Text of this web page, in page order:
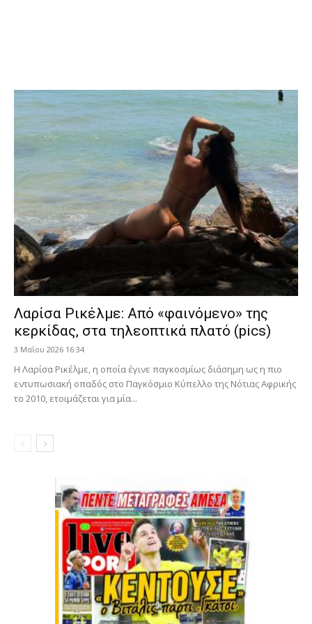
Λαρίσα Ρικέλμε: Από «φαινόμενο» της
κερκίδας, στα τηλεοπτικά πλατό (pics)
3 Μαΐου 2026 16:34
Η Λαρίσα Ρικέλμε, η οποία έγινε παγκοσμίως διάσημη ως η πιο
εντυπωσιακή οπαδός στο Παγκόσμιο Κύπελλο της Νότιας Αφρικής
το 2010, ετοιμάζεται για μία...